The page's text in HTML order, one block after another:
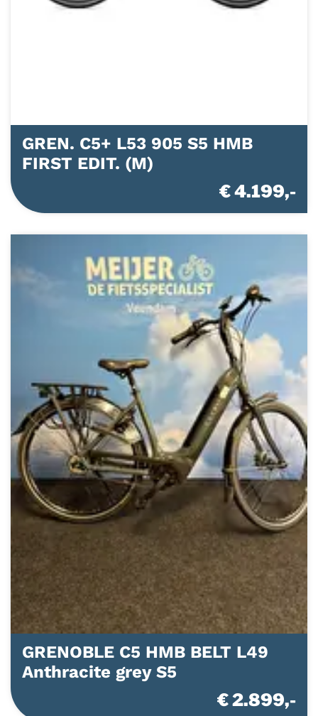
GREN. C5+ L53 905 S5 HMB
FIRST EDIT. (M)
€ 4.199,-
GRENOBLE C5 HMB BELT L49
Anthracite grey S5
€ 2.899,-